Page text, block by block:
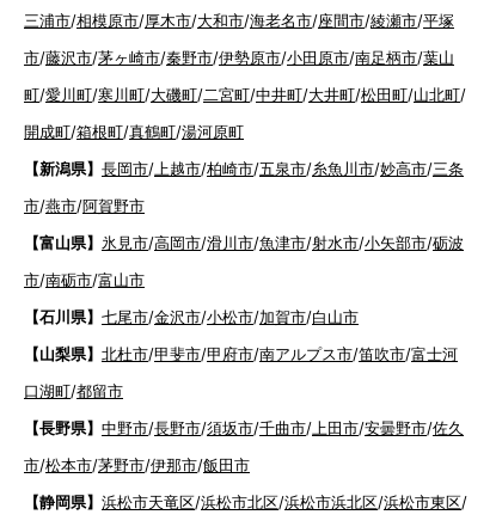
三浦市/相模原市/厚木市/大和市/海老名市/座間市/綾瀬市/平塚
市/藤沢市/茅ヶ崎市/秦野市/伊勢原市/小田原市/南足柄市/葉山
町/愛川町/寒川町/大磯町/二宮町/中井町/大井町/松田町/山北町/
開成町/箱根町/真鶴町/湯河原町
【新潟県】 長岡市/ 上越市/柏崎市/五泉市/糸魚川市/妙高市/三条
市/燕市/阿賀野市
【富山県】 氷見市/高岡市/滑川市/魚津市/射水市/小矢部市/砺波
市/南砺市/富山市
【石川県】 七尾市/金沢市/小松市/加賀市/白山市
【山梨県】 北杜市/甲斐市/甲府市/南アルプス市/笛吹市/富士河
口湖町/都留市
【長野県】 中野市/長野市/須坂市/千曲市/ 上田市/安曇野市/佐久
市/松本市/茅野市/伊那市/飯田市
【静岡県】 浜松市天竜区/浜松市北区/浜松市浜北区/浜松市東区/